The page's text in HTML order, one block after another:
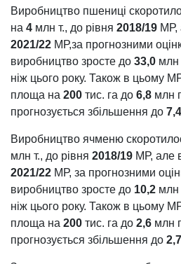
Виробництво пшениці
на 4 млн т., до рівня 2018/19 МР,
2021/22 МР,за прогнозними
виробництво зросте до 33,0 млн
ніж цього року. Також в цьому
площа на 200 тис. га до 6,8 млн
прогнозується збільшення до 7,4
Виробництво ячменю
млн т., до рівня 2018/19 МР, але
2021/22 МР, за прогнозними
виробництво зросте до 10,2 млн
ніж цього року. Також в цьому
площа на 200 тис. га до 2,6 млн
прогнозується збільшення до 2,7